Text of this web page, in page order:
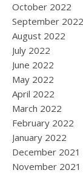
October 2022
September 2022
August 2022
July 2022
June 2022
May 2022
April 2022
March 2022
February 2022
January 2022
December 2021
November 2021